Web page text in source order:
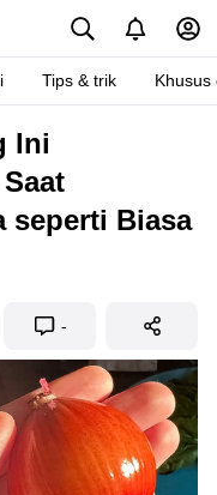
Tips & trik Khusus
Ini
seperti Biasa
-